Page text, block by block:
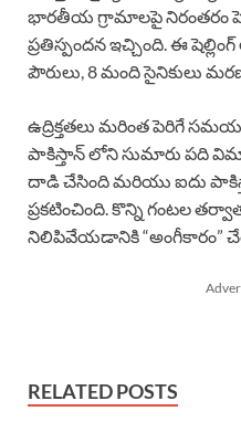
భారతీయ గ్రామాలపై నిరంతరం
ప్రతిస్పందన ఇచ్చింది. ఈ
పౌరులు, 8 మంది సైనికులు
ఉద్రిక్తతలు మరింత పెరిగే
పాకిస్తాన్ లోని సుమారు పది
దాడి చేసింది మరియు ఐదు
ప్రకటించింది. కొన్ని గంటల
నిలిపివేయడానికి “అంగీకారం”
RELATED POSTS